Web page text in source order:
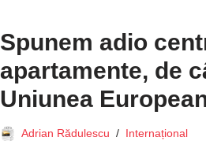
Spunem adio
apartamente, de
Uniunea
Adrian Rădulescu Internațional